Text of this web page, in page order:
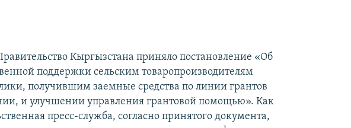
Кыргызстана приняло постановление «Об
поддержки сельским товаропроизводителям
получившим заемные средства по линии грантов
и улучшении управления грантовой помощью». Как
пресс-служба, согласно принятого документа,